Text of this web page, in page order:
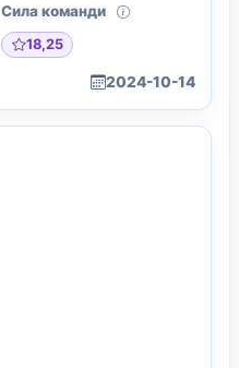
Сила команди
18,25
2024-10-14